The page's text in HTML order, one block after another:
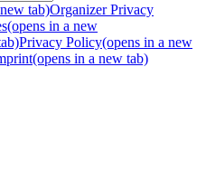
tab)Organizer Privacy
(opens in a new
Privacy Policy(opens in a new
(opens in a new tab)